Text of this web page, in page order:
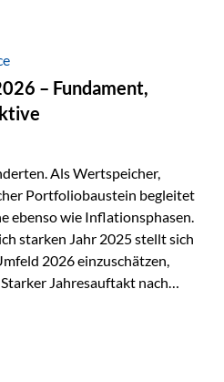
ausschließlich auf ein
Wenn klassische Lösungen
Nachlassregelungen stoßen
– Fundament,
Als Wertspeicher,
Portfoliobaustein begleitet
ebenso wie Inflationsphasen.
starken Jahr 2025 stellt sich
2026 einzuschätzen,
Jahresauftakt nach
Zwischen dem